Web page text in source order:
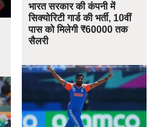
भारत सरकार की कंपनी में
सिक्योरिटी गार्ड की भर्ती, 10वीं
पास को मिलेगी ₹60000 तक
सैलरी